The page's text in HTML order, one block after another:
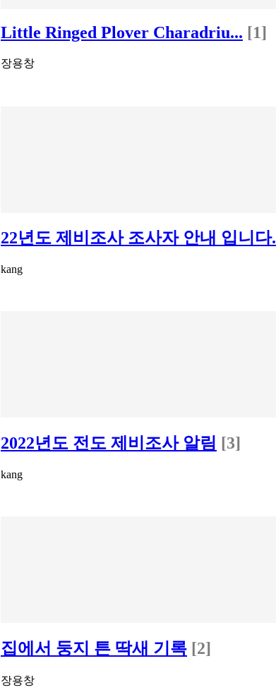
Little Ringed Plover Charadriu... [1]
장용창
22년도 제비조사 조사자 안내 입니다.
kang
2022년도 전도 제비조사 알림 [3]
kang
집에서 둥지 튼 딱새 기록 [2]
장용창